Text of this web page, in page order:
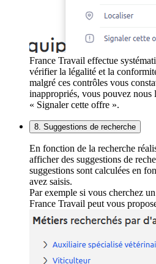
France Travail effectue
vérifier la légalité et la
malgré ces contrôles vous
inappropriés, vous pouvez nous
« Signaler cette offre ».
8. Suggestions de recherche
En fonction de la recherche
afficher des suggestions de
suggestions sont calculées en
avez saisis.
Par exemple si vous cherchez
France Travail peut vous